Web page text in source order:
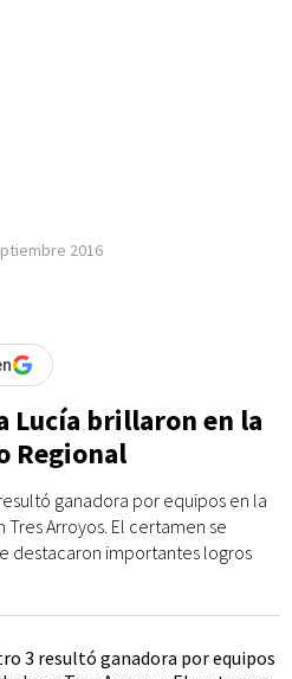
2016
Lucía brillaron en la
Regional
ganadora por equipos en la
Arroyos. El certamen se
destacaron importantes logros